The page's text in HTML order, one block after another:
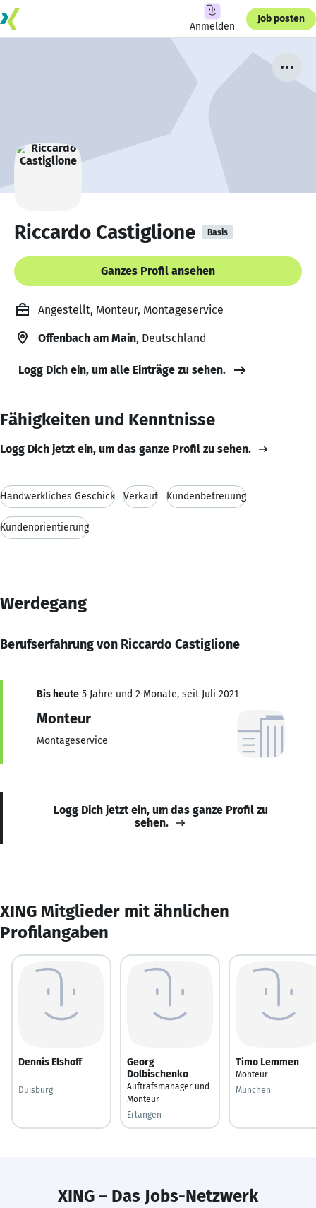
Anmelden
Job posten
Riccardo Castiglione Basis
Ganzes Profil ansehen
Angestellt, Monteur, Montageservice
Offenbach am Main, Deutschland
Logg Dich ein, um alle Einträge zu sehen.
Fähigkeiten und Kenntnisse
Logg Dich jetzt ein, um das ganze Profil zu sehen.
Handwerkliches Geschick Verkauf Kundenbetreuung
Kundenorientierung
Werdegang
Berufserfahrung von Riccardo Castiglione
Bis heute 5 Jahre und 2 Monate, seit Juli 2021
Monteur
Montageservice
Logg Dich jetzt ein, um das ganze Profil zu
sehen.
XING Mitglieder mit ähnlichen
Profilangaben
Dennis Elshoff
---
Duisburg
Georg
Dolbischenko
Auftrafsmanager und
Monteur
Erlangen
Timo Lemmen
Monteur
München
XING – Das Jobs-Netzwerk